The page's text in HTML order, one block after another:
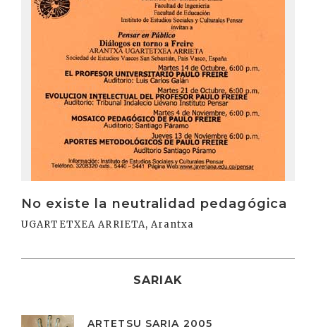
No existe la neutralidad pedagógica
UGARTETXEA ARRIETA, Arantxa
SARIAK
ARTETSU SARIA 2005